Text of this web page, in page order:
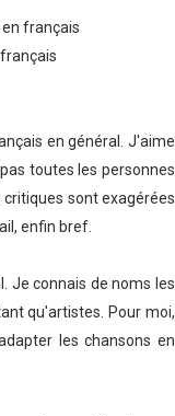
en français
en général. J'aime
toutes les personnes
sont exagérées
enfin bref.
Je connais de noms les
qu'artistes. Pour moi,
les chansons en